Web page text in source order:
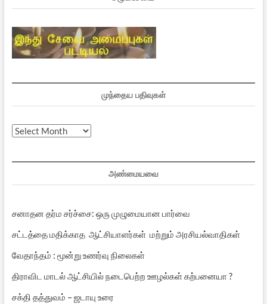
முந்தைய பதிவுகள்
முந்தைய
அண்மையவை
சனாதன தர்ம சர்ச்சை: ஒரு முழுமையான பார்வை
சட்டத்தை மதிக்காத ஆட்சியாளர்கள் மற்றும் அரசியல்வாதிகள்
வேதாந்தம் : மூன்று உணர்வு நிலைகள்
திராவிட மாடல் ஆட்சியில் நடைபெற்ற ஊழல்கள் கற்பனையா ?
சக்தி தத்துவம் – ஜடாயு உரை